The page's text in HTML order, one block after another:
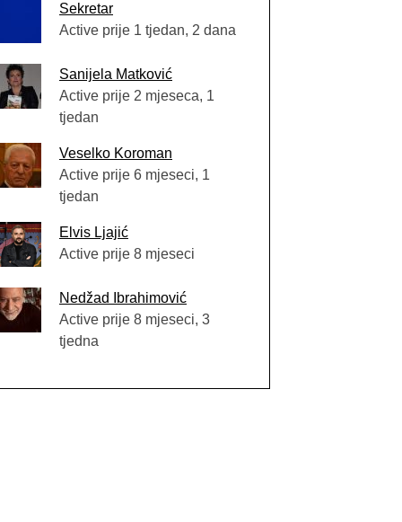
Sekretar
Active prije 1 tjedan, 2 dana
Sanijela Matković
Active prije 2 mjeseca, 1
tjedan
Veselko Koroman
Active prije 6 mjeseci, 1
tjedan
Elvis Ljajić
Active prije 8 mjeseci
Nedžad Ibrahimović
Active prije 8 mjeseci, 3
tjedna